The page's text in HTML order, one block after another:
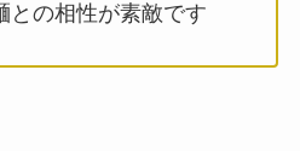
との相性が素敵です